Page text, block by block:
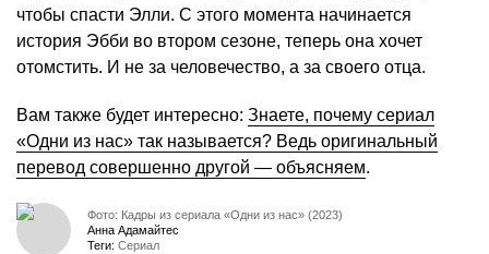
чтобы спасти Элли. С этого момента начинается
история Эбби во втором сезоне, теперь она хочет
отомстить. И не за человечество, а за своего отца.
Вам также будет интересно: Знаете, почему сериал
«Одни из нас» так называется? Ведь оригинальный
перевод совершенно другой — объясняем.
Фото: Кадры из сериала «Одни из нас» (2023)
Анна Адамайтес
Теги: Сериал